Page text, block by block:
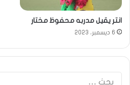
انتر يقيل مدربه محفوظ مختار
6 ديسمبر، 2023